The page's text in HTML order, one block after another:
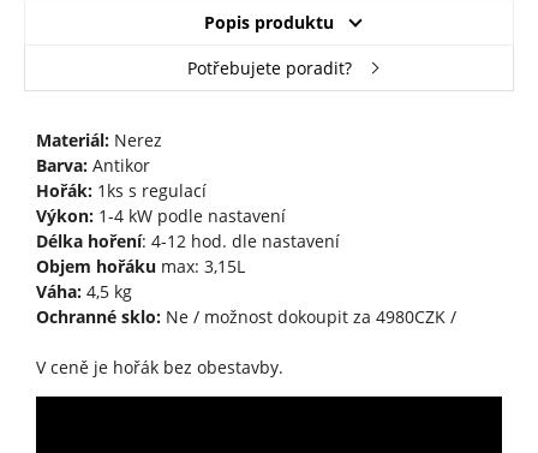
Popis produktu
Potřebujete poradit?
Materiál:Nerez
Barva:Antikor
Hořák:1ks s regulací
Výkon:1-4 kW podle nastavení
Délka hoření: 4-12 hod. dle nastavení
Objem hořákumax: 3,15L
Váha:4,5 kg
Ochranné sklo:Ne / možnost dokoupit za 4980CZK /
V ceně je hořák bez obestavby.